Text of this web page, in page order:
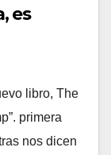
es
libro, The
primera
nos dicen